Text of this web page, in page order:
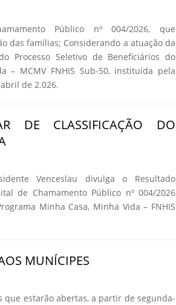
Público nº 004/2026, que
das famílias; Considerando a atuação da
Processo Seletivo de Beneficiários do
– MCMV FNHIS Sub-50, instituída pela
de 2.026.
DE CLASSIFICAÇÃO DO
Venceslau divulga o Resultado
de Chamamento Público nº 004/2026
Minha Casa, Minha Vida – FNHIS
MUNÍCIPES
estarão abertas, a partir de segunda-